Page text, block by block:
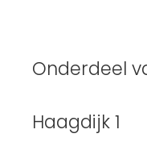
Onderdeel
Haagdijk 1